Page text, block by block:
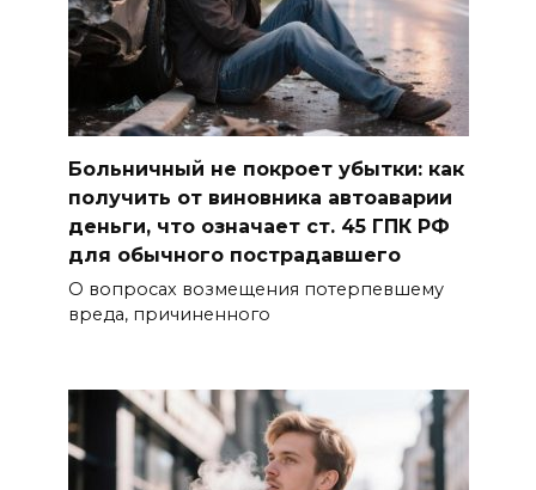
Больничный не покроет убытки: как
получить от виновника автоаварии
деньги, что означает ст. 45 ГПК РФ
для обычного пострадавшего
О вопросах возмещения потерпевшему
вреда, причиненного